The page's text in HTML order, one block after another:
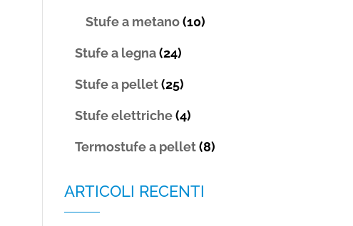
Stufe a metano (10)
Stufe a legna (24)
Stufe a pellet (25)
Stufe elettriche (4)
Termostufe a pellet (8)
ARTICOLI RECENTI